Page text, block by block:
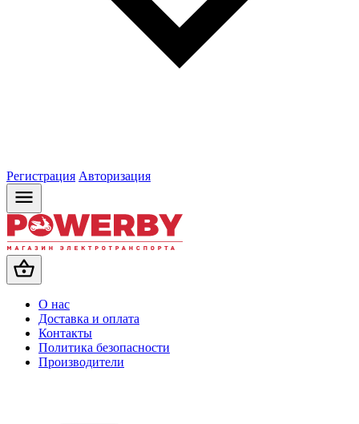
Регистрация Авторизация
О нас
Доставка и оплата
Контакты
Политика безопасности
Производители